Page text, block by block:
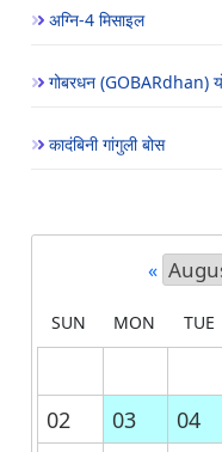
अग्नि-4 मिसाइल
गोबरधन (GOBARdhan)
कादंबिनी गांगुली बोस
«
SUN MON TUE
02
03 04